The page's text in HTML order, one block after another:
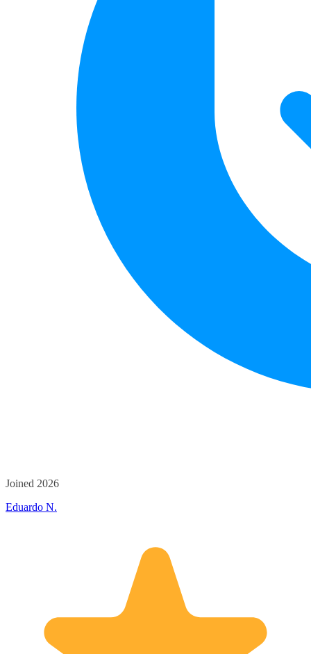
Joined 2026
Eduardo N.